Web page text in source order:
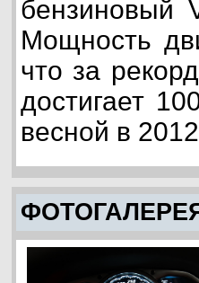
бензиновый
Мощность
что за
достигает
весной в 2012
ФОТОГАЛЕРЕЯ